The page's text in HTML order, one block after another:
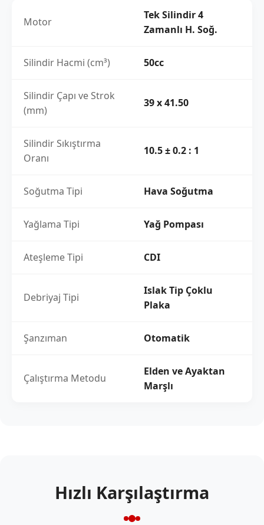
Motor
Tek Silindir 4
Zamanlı H. Soğ.
Silindir Hacmi (cm³) 50cc
Silindir Çapı ve Strok
(mm)
39 x 41.50
Silindir Sıkıştırma
Oranı
10.5 ± 0.2 : 1
Soğutma Tipi Hava Soğutma
Yağlama Tipi Yağ Pompası
Ateşleme Tipi CDI
Debriyaj Tipi
Islak Tip Çoklu
Plaka
Şanzıman Otomatik
Çalıştırma Metodu
Elden ve Ayaktan
Marşlı
Hızlı Karşılaştırma